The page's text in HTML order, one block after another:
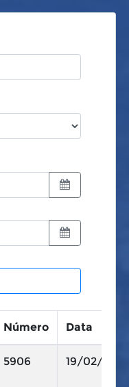
Número Data
5906 19/02/2026